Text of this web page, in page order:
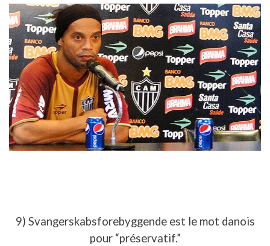
9) Svangerskabsforebyggende est le mot danois
pour “préservatif.”